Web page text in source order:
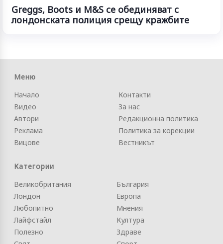
Greggs, Boots и M&S се обединяват с
лондонската полиция срещу кражбите
Меню
Начало
Видео
Автори
Реклама
Вицове
Контакти
За нас
Редакционна политика
Политика за корекции
Вестникът
Категории
Великобритания
Лондон
Любопитно
Лайфстайл
Полезно
България
Европа
Мнения
Култура
Здраве